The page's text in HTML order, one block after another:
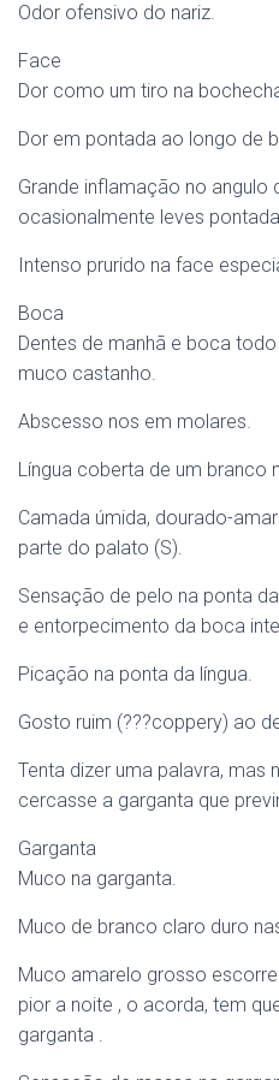
Odor ofensivo do nariz.
Face
Dor como um tiro na
Dor em pontada ao longo de
Grande inflamação no angulo
ocasionalmente leves
Intenso prurido na face
Boca
Dentes de manhã e boca
muco castanho.
Abscesso nos em molares.
Língua coberta de um branco
Camada úmida, dourado-
parte do palato (S).
Sensação de pelo na ponta
e entorpecimento da boca
Picação na ponta da língua.
Gosto ruim (???coppery) ao
Tenta dizer uma palavra, mas
cercasse a garganta que
Garganta
Muco na garganta.
Muco de branco claro duro
Muco amarelo grosso
pior a noite , o acorda, tem
garganta .